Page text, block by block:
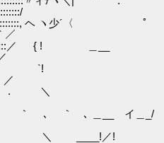
ヘ ヽ少´〈 ﾟ
￣
{ ! ＿__
`!
|／｀ . ＼
､ ＿__ イ＿_/
____!／!